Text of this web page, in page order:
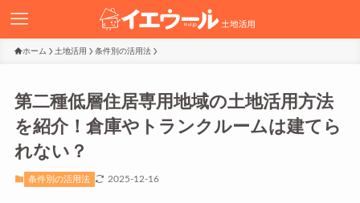
ホーム 土地活用 条件別の活用法
第二種低層住居専用地域の土地活用方法
を紹介！倉庫やトランクルームは建てら
れない？
条件別の活用法 2025-12-16